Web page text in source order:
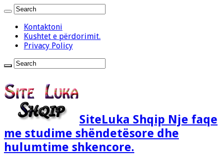
Kontaktoni
Kushtet e përdorimit.
Privacy Policy
SiteLuka Shqip Nje faqe
me studime shëndetësore dhe
hulumtime shkencore.